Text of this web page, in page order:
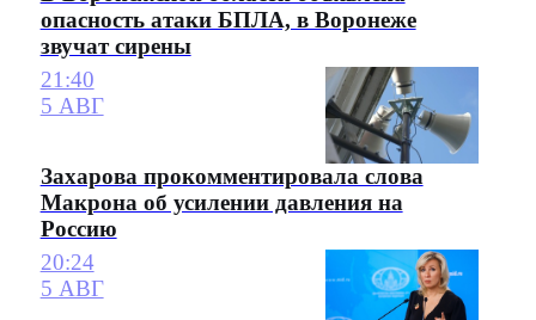
опасность атаки БПЛА, в Воронеже
звучат сирены
21:40
5 АВГ
Захарова прокомментировала слова
Макрона об усилении давления на
Россию
20:24
5 АВГ